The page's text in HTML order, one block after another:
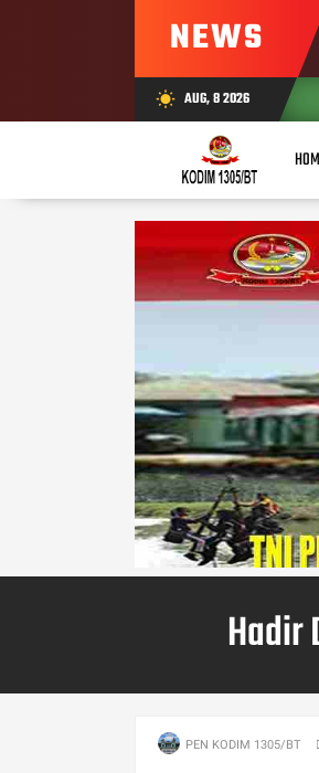
NEWS
wb_sunny AUG, 8 2026
Hadir
PEN KODIM 1305/BT